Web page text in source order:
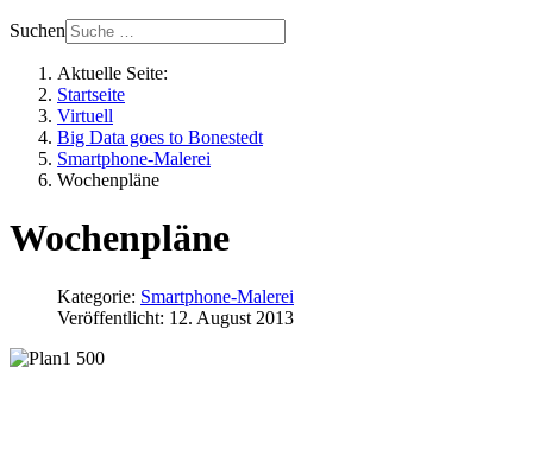
Suchen
Aktuelle Seite:
Startseite
Virtuell
Big Data goes to Bonestedt
Smartphone-Malerei
Wochenpläne
Wochenpläne
Kategorie: Smartphone-Malerei
Veröffentlicht: 12. August 2013